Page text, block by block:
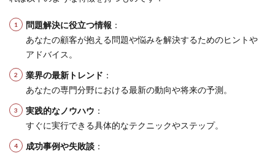
問題解決に役立つ情報 ：
あなたの顧客が抱える問題や悩みを解決するためのヒントや
アドバイス。
業界の最新トレンド ：
あなたの専門分野における最新の動向や将来の予測。
実践的なノウハウ ：
すぐに実行できる具体的なテクニックやステップ。
成功事例や失敗談 ：